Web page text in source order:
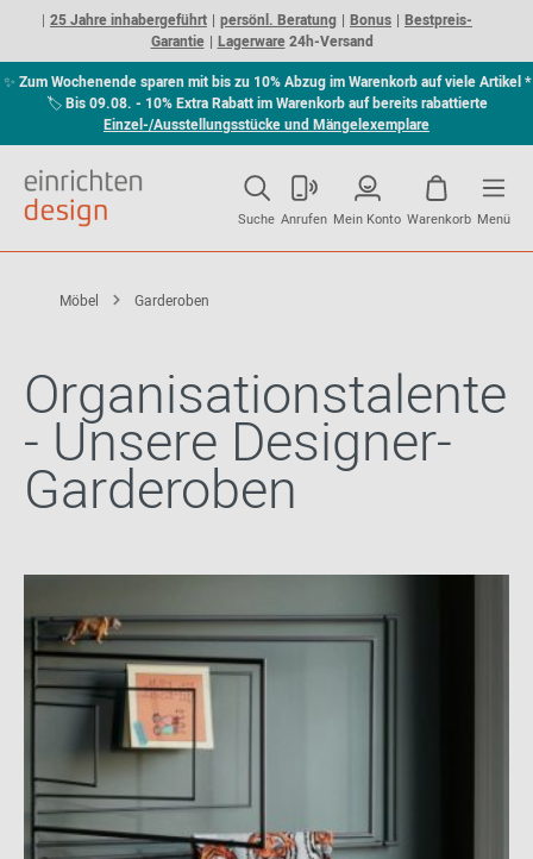
25 Jahre inhabergeführt persönl. Beratung Bonus
Bestpreis-
Garantie
Lagerware24h-Versand
✨ Zum Wochenende sparen mit bis zu 10% Abzug im Warenkorb auf viele Artikel *
🏷Bis 09.08. - 10% Extra Rabatt im Warenkorb auf bereits rabattierte
Einzel-/Ausstellungsstücke und Mängelexemplare
Suche Anrufen Mein Konto Warenkorb Menü
Möbel Garderoben
Organisationstalente
- Unsere Designer-
Garderoben